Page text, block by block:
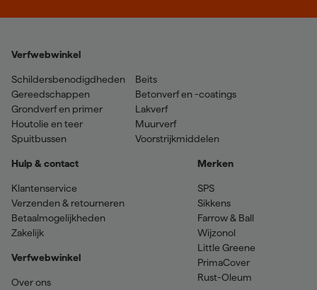
Verfwebwinkel
Schildersbenodigdheden
Gereedschappen
Grondverf en primer
Houtolie en teer
Spuitbussen
Beits
Betonverf en -coatings
Lakverf
Muurverf
Voorstrijkmiddelen
Hulp & contact
Klantenservice
Verzenden & retourneren
Betaalmogelijkheden
Zakelijk
Verfwebwinkel
Over ons
Merken
SPS
Sikkens
Farrow & Ball
Wijzonol
Little Greene
PrimaCover
Rust-Oleum